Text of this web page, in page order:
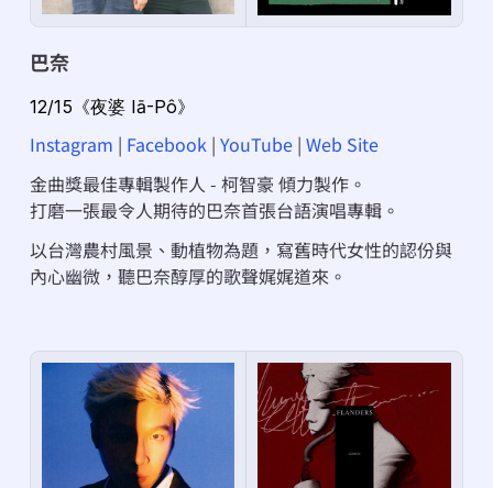
巴奈
12/15《夜婆 Iā-Pô》
Instagram | Facebook | YouTube | Web Site
金曲獎最佳專輯製作人 - 柯智豪 傾力製作。
打磨一張最令人期待的巴奈首張台語演唱專輯。
以台灣農村風景、動植物為題，寫舊時代女性的認份與
內心幽微，聽巴奈醇厚的歌聲娓娓道來。